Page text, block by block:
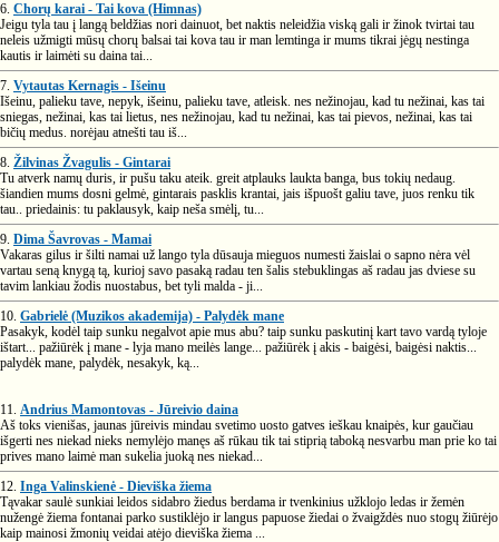
6. Chorų karai - Tai kova (Himnas)
Jeigu tyla tau į langą beldžias nori dainuot, bet naktis neleidžia viską gali ir žinok tvirtai tau
neleis užmigti mūsų chorų balsai tai kova tau ir man lemtinga ir mums tikrai jėgų nestinga
kautis ir laimėti su daina tai...
7. Vytautas Kernagis - Išeinu
Išeinu, palieku tave, nepyk, išeinu, palieku tave, atleisk. nes nežinojau, kad tu nežinai, kas tai
sniegas, nežinai, kas tai lietus, nes nežinojau, kad tu nežinai, kas tai pievos, nežinai, kas tai
bičių medus. norėjau atnešti tau iš...
8. Žilvinas Žvagulis - Gintarai
Tu atverk namų duris, ir pušu taku ateik. greit atplauks laukta banga, bus tokių nedaug.
šiandien mums dosni gelmė, gintarais pasklis krantai, jais išpuošt galiu tave, juos renku tik
tau.. priedainis: tu paklausyk, kaip neša smėlį, tu...
9. Dima Šavrovas - Mamai
Vakaras gilus ir šilti namai už lango tyla dūsauja mieguos numesti žaislai o sapno nėra vėl
vartau seną knygą tą, kurioj savo pasaką radau ten šalis stebuklingas aš radau jas dviese su
tavim lankiau žodis nuostabus, bet tyli malda - ji...
10. Gabrielė (Muzikos akademija) - Palydėk mane
Pasakyk, kodėl taip sunku negalvot apie mus abu? taip sunku paskutinį kart tavo vardą tyloje
ištart... pažiūrėk į mane - lyja mano meilės lange... pažiūrėk į akis - baigėsi, baigėsi naktis...
palydėk mane, palydėk, nesakyk, ką...
11. Andrius Mamontovas - Jūreivio daina
Aš toks vienišas, jaunas jūreivis mindau svetimo uosto gatves ieškau knaipės, kur gaučiau
išgerti nes niekad nieks nemylėjo manęs aš rūkau tik tai stiprią taboką nesvarbu man prie ko tai
prives mano laimė man sukelia juoką nes niekad...
12. Inga Valinskienė - Dieviška žiema
Tąvakar saulė sunkiai leidos sidabro žiedus berdama ir tvenkinius užklojo ledas ir žemėn
nužengė žiema fontanai parko sustiklėjo ir langus papuose žiedai o žvaigždės nuo stogų žiūrėjo
kaip mainosi žmonių veidai atėjo dieviška žiema ...